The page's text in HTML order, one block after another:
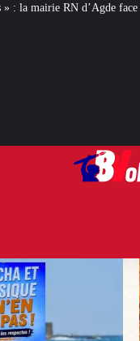
à la meute « antiraciste »